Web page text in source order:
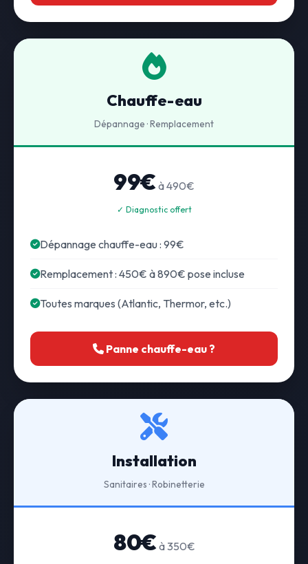
Chauffe-eau
Dépannage · Remplacement
99€ à 490€
✓ Diagnostic offert
Dépannage chauffe-eau : 99€
Remplacement : 450€ à 890€ pose incluse
Toutes marques (Atlantic, Thermor, etc.)
Panne chauffe-eau ?
Installation
Sanitaires · Robinetterie
80€ à 350€